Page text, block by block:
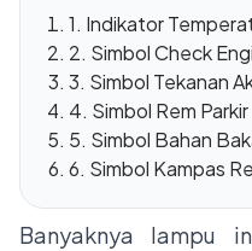
1. Indikator
2. Simbol Check
3. Simbol Tekanan
4. Simbol Rem Parkir
5. Simbol Bahan
6. Simbol Kampas
Banyaknya lampu